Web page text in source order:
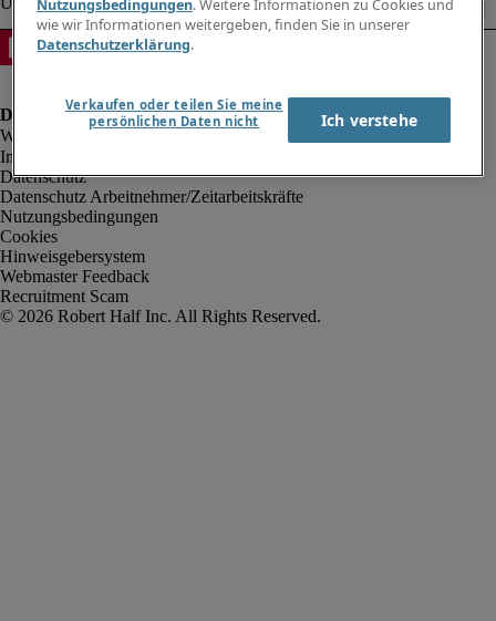
Impressum
Datenschutz
Datenschutz Arbeitnehmer/Zeitarbeitskräfte
Nutzungsbedingungen
Cookies
Hinweisgebersystem
Webmaster Feedback
Recruitment Scam
Nutzungsbedingungen. Weitere Informationen zu Cookies und
wie wir Informationen weitergeben, finden Sie in unserer
Datenschutzerklärung.
Verkaufen oder teilen Sie meine
persönlichen Daten nicht
Ich verstehe